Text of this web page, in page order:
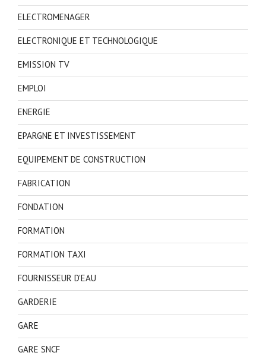
ELECTROMENAGER
ELECTRONIQUE ET TECHNOLOGIQUE
EMISSION TV
EMPLOI
ENERGIE
EPARGNE ET INVESTISSEMENT
EQUIPEMENT DE CONSTRUCTION
FABRICATION
FONDATION
FORMATION
FORMATION TAXI
FOURNISSEUR D'EAU
GARDERIE
GARE
GARE SNCF